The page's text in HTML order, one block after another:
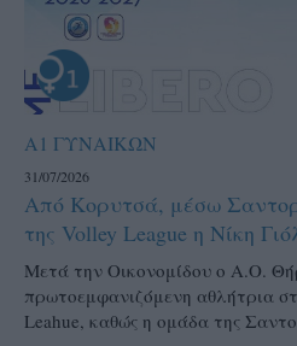
Α1 ΓΥΝΑΙΚΩΝ
31/07/2026
Από Κορυτσά, μέσω
της Volley League η Νίκη
Μετά την Οικονομίδου ο Α.Ο.
πρωτοεμφανιζόμενη αθλήτρια
Leahue, καθώς η ομάδα της